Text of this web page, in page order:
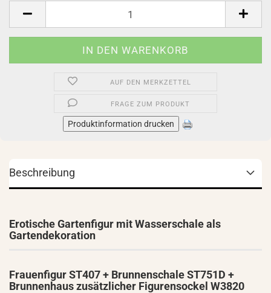
AUF DEN MERKZETTEL
FRAGE ZUM PRODUKT
Produktinformation drucken
Beschreibung
Erotische Gartenfigur mit Wasserschale als
Gartendekoration
Frauenfigur ST407 + Brunnenschale ST751D +
Brunnenhaus zusätzlicher Figurensockel W3820